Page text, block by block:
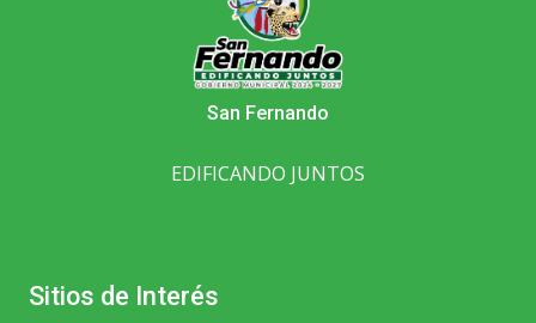
San Fernando
EDIFICANDO JUNTOS
Sitios de Interés